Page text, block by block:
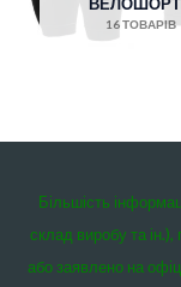
16 ТОВАРІВ
Більшість
склад виробу та
або заявлено на